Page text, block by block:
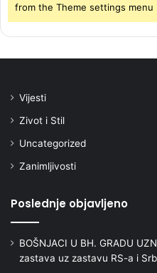
from the Theme settings menu
Vijesti
Zivot i Stil
Uncategorized
Zanimljivosti
Poslednje objavljeno
BOŠNJACI U BH. GRADU
zastava uz zastavu RS-a i